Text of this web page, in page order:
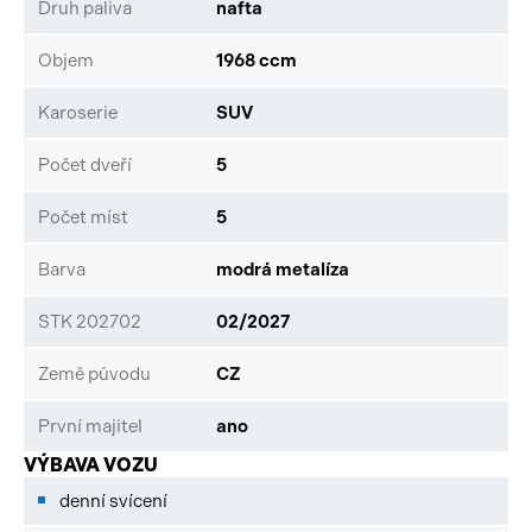
smluvních vztahů písemně.
Druh paliva nafta
Objem 1968 ccm
Karoserie SUV
Počet dveří 5
Počet míst 5
Barva modrá metalíza
STK 202702 02/2027
Země původu CZ
První majitel ano
VÝBAVA VOZU
denní svícení